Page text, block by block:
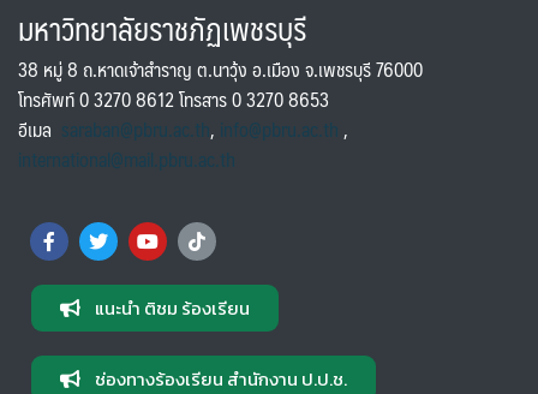
มหาวิทยาลัยราชภัฏเพชรบุรี
38 หมู่ 8 ถ.หาดเจ้าสำราญ ต.นาวุ้ง อ.เมือง จ.เพชรบุรี 76000
โทรศัพท์ 0 3270 8612 โทรสาร 0 3270 8653
อีเมล saraban@pbru.ac.th, info@pbru.ac.th,
international@mail.pbru.ac.th
แนะนำ ติชม ร้องเรียน
ช่องทางร้องเรียน สำนักงาน ป.ป.ช.